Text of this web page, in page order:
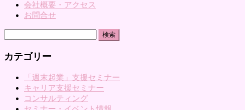
会社概要・アクセス
お問合せ
カテゴリー
「週末起業」支援セミナー
キャリア支援セミナー
コンサルティング